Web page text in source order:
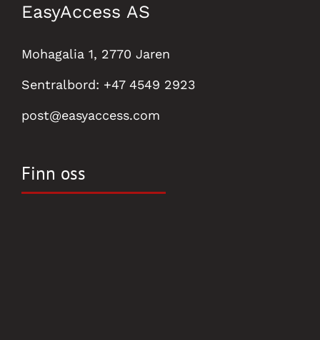
EasyAccess AS
Mohagalia 1, 2770 Jaren
Sentralbord: +47 4549 2923
post@easyaccess.com
Finn oss